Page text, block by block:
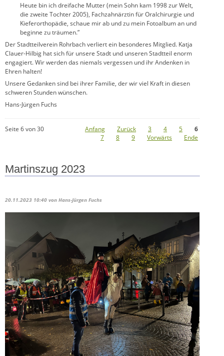
Heute bin ich dreifache Mutter (mein Sohn kam 1998 zur Welt,
die zweite Tochter 2005), Fachzahnärztin für Oralchirurgie und
Kieferorthopädie, schaue mir ab und zu mein Fotoalbum an und
beginne zu träumen.”
Der Stadtteilverein Rohrbach verliert ein besonderes Mitglied. Katja
Clauer-Hilbig hat sich für unsere Stadt und unseren Stadtteil enorm
engagiert. Wir werden das niemals vergessen und ihr Andenken in
Ehren halten!
Unsere Gedanken sind bei ihrer Familie, der wir viel Kraft in diesen
schweren Stunden wünschen.
Hans-Jürgen Fuchs
Seite 6 von 30 Anfang Zurück 3 4 5
6
7
8 9 Vorwärts Ende
Martinszug 2023
20.11.2023 10:40 von Hans-Jürgen Fuchs